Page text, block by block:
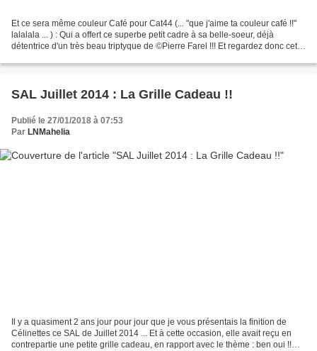
Et ce sera même couleur Café pour Cat44 (... "que j'aime ta couleur café !!"
lalalala ... ) : Qui a offert ce superbe petit cadre à sa belle-soeur, déjà
détentrice d'un très beau triptyque de ©Pierre Farel !!! Et regardez donc cette
SAL Juillet 2014 : La Grille Cadeau !!
Publié le 27/01/2018 à 07:53
Par LNMahelia
Il y a quasiment 2 ans jour pour jour que je vous présentais la finition de
Célinettes ce SAL de Juillet 2014 ... Et à cette occasion, elle avait reçu en
contrepartie une petite grille cadeau, en rapport avec le thème : ben oui !!